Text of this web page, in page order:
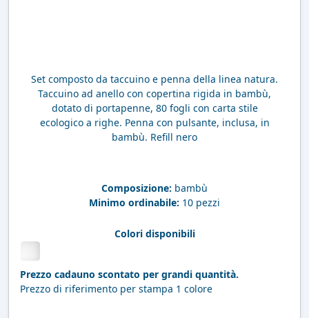
Set composto da taccuino e penna della linea natura.
Taccuino ad anello con copertina rigida in bambù,
dotato di portapenne, 80 fogli con carta stile
ecologico a righe. Penna con pulsante, inclusa, in
bambù. Refill nero
Composizione: bambù
Minimo ordinabile: 10 pezzi
Colori disponibili
Prezzo cadauno scontato per grandi quantità.
Prezzo di riferimento per stampa 1 colore